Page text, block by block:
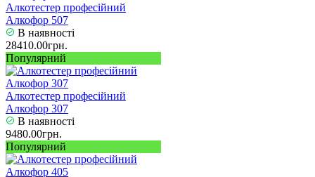
Алкотестер професійний
Алкофор 507
В наявності
28410.00грн.
Популярний
Алкотестер професійний
Алкофор 307
В наявності
9480.00грн.
Популярний